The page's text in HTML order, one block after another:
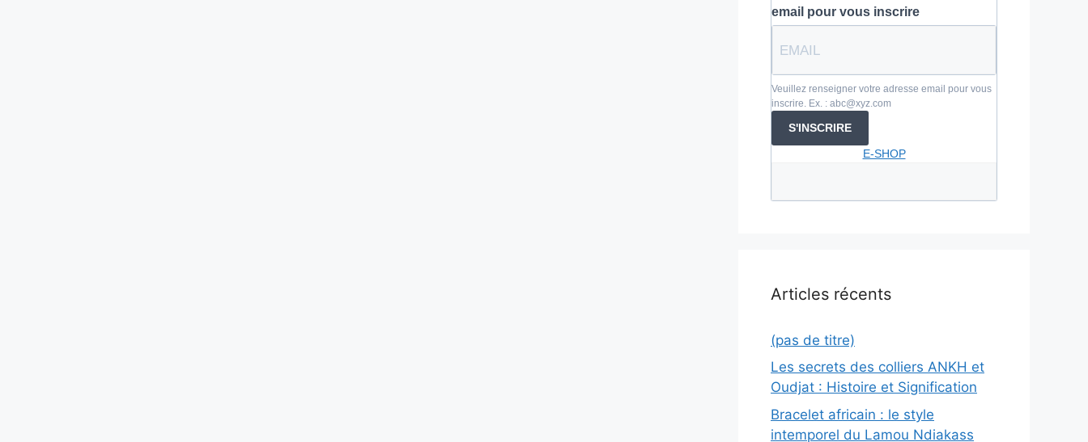
email pour vous inscrire
Veuillez renseigner votre adresse email pour vous
inscrire. Ex. : abc@xyz.com
S'INSCRIRE
E-SHOP
Articles récents
(pas de titre)
Les secrets des colliers ANKH et
Oudjat : Histoire et Signification
Bracelet africain : le style
intemporel du Lamou Ndiakass